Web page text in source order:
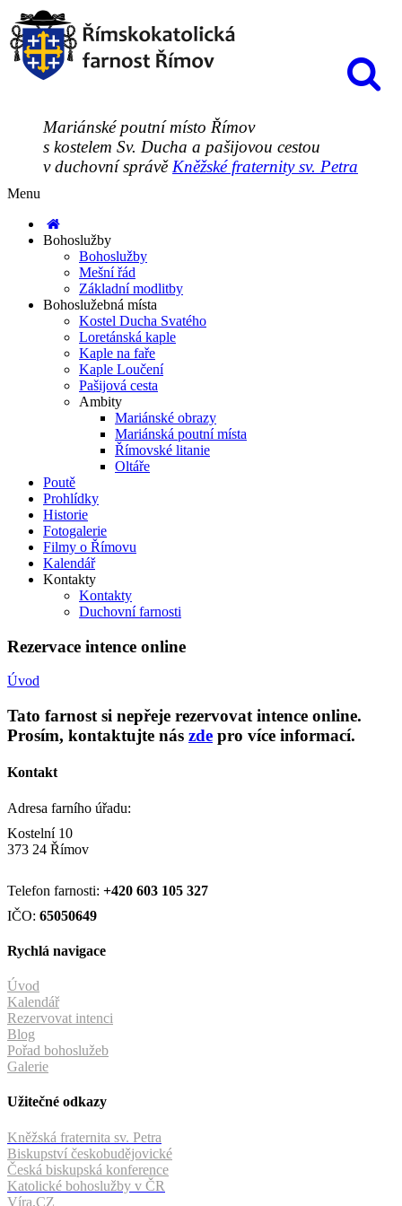
Mariánské poutní místo Římov
s kostelem Sv. Ducha a pašijovou cestou
v duchovní správě Kněžské fraternity sv. Petra
Menu
Bohoslužby
Bohoslužby
Mešní řád
Základní modlitby
Bohoslužebná místa
Kostel Ducha Svatého
Loretánská kaple
Kaple na faře
Kaple Loučení
Pašijová cesta
Ambity
Mariánské obrazy
Mariánská poutní místa
Římovské litanie
Oltáře
Poutě
Prohlídky
Historie
Fotogalerie
Filmy o Římovu
Kalendář
Kontakty
Kontakty
Duchovní farnosti
Rezervace intence online
Úvod
Tato farnost si nepřeje rezervovat intence online.
Prosím, kontaktujte nás zde pro více informací.
Kontakt
Adresa farního úřadu:
Kostelní 10
373 24 Římov
Telefon farnosti: +420 603 105 327
IČO: 65050649
Rychlá navigace
Úvod
Kalendář
Rezervovat intenci
Blog
Pořad bohoslužeb
Galerie
Užitečné odkazy
Kněžská fraternita sv. Petra
Biskupství českobudějovické
Česká biskupská konference
Katolické bohoslužby v ČR
Víra.CZ